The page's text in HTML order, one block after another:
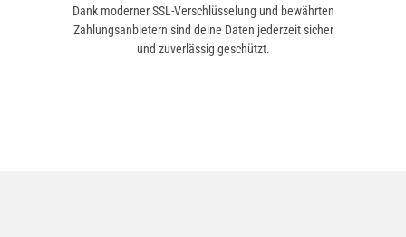
Dank moderner SSL-Verschlüsselung und bewährten
Zahlungsanbietern sind deine Daten jederzeit sicher
und zuverlässig geschützt.